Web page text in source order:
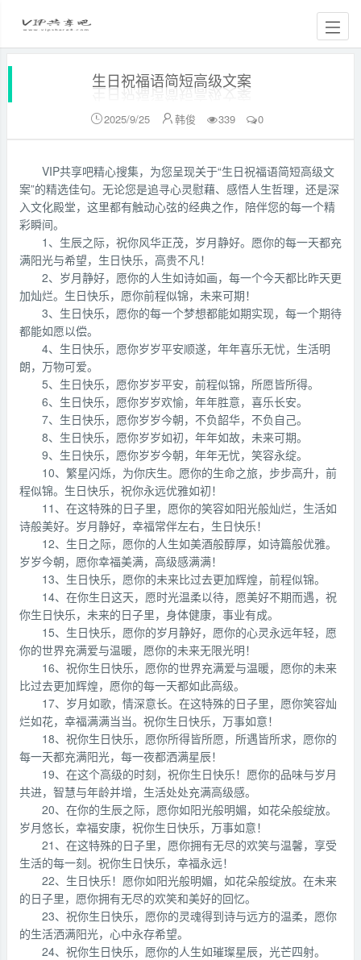
生日祝福语简短高级文案
2025/9/25 韩俊 339 0
VIP共享吧精心搜集，为您呈现关于“生日祝福语简短高级文
案”的精选佳句。无论您是追寻心灵慰藉、感悟人生哲理，还是深
入文化殿堂，这里都有触动心弦的经典之作，陪伴您的每一个精
彩瞬间。
1、生辰之际，祝你风华正茂，岁月静好。愿你的每一天都充
满阳光与希望，生日快乐，高贵不凡！
2、岁月静好，愿你的人生如诗如画，每一个今天都比昨天更
加灿烂。生日快乐，愿你前程似锦，未来可期！
3、生日快乐，愿你的每一个梦想都能如期实现，每一个期待
都能如愿以偿。
4、生日快乐，愿你岁岁平安顺遂，年年喜乐无忧，生活明
朗，万物可爱。
5、生日快乐，愿你岁岁平安，前程似锦，所愿皆所得。
6、生日快乐，愿你岁岁欢愉，年年胜意，喜乐长安。
7、生日快乐，愿你岁岁今朝，不负韶华，不负自己。
8、生日快乐，愿你岁岁如初，年年如故，未来可期。
9、生日快乐，愿你岁岁今朝，年年无忧，笑容永绽。
10、繁星闪烁，为你庆生。愿你的生命之旅，步步高升，前
程似锦。生日快乐，祝你永远优雅如初！
11、在这特殊的日子里，愿你的笑容如阳光般灿烂，生活如
诗般美好。岁月静好，幸福常伴左右，生日快乐！
12、生日之际，愿你的人生如美酒般醇厚，如诗篇般优雅。
岁岁今朝，愿你幸福美满，高级感满满！
13、生日快乐，愿你的未来比过去更加辉煌，前程似锦。
14、在你生日这天，愿时光温柔以待，愿美好不期而遇，祝
你生日快乐，未来的日子里，身体健康，事业有成。
15、生日快乐，愿你的岁月静好，愿你的心灵永远年轻，愿
你的世界充满爱与温暖，愿你的未来无限光明！
16、祝你生日快乐，愿你的世界充满爱与温暖，愿你的未来
比过去更加辉煌，愿你的每一天都如此高级。
17、岁月如歌，情深意长。在这特殊的日子里，愿你笑容灿
烂如花，幸福满满当当。祝你生日快乐，万事如意！
18、祝你生日快乐，愿你所得皆所愿，所遇皆所求，愿你的
每一天都充满阳光，每一夜都洒满星辰！
19、在这个高级的时刻，祝你生日快乐！愿你的品味与岁月
共进，智慧与年龄并增，生活处处充满高级感。
20、在你的生辰之际，愿你如阳光般明媚，如花朵般绽放。
岁月悠长，幸福安康，祝你生日快乐，万事如意！
21、在这特殊的日子里，愿你拥有无尽的欢笑与温馨，享受
生活的每一刻。祝你生日快乐，幸福永远！
22、生日快乐！愿你如阳光般明媚，如花朵般绽放。在未来
的日子里，愿你拥有无尽的欢笑和美好的回忆。
23、祝你生日快乐，愿你的灵魂得到诗与远方的温柔，愿你
的生活洒满阳光，心中永存希望。
24、祝你生日快乐，愿你的人生如璀璨星辰，光芒四射。